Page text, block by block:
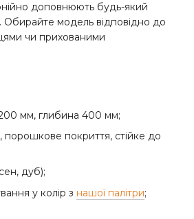
доповнюють будь-який
Обирайте модель відповідно до
чи прихованими
мм, глибина 400 мм;
порошкове покриття, стійке до
дуб);
у колір з нашої палітри;